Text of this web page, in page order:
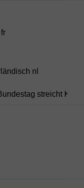
fr
nl
streicht